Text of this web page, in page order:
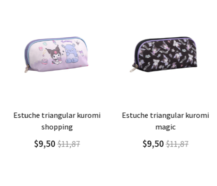
Agregar Detalle
estuche triangular kuromi
shopping
$9,50$11,87
Agregar Detalle
estuche triangular kuromi
magic
$9,50$11,87